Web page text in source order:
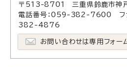
〒513-8701 三重県鈴鹿市神
電話番号：059-382-7600 フ
382-4876
お問い合わせは専用フォー